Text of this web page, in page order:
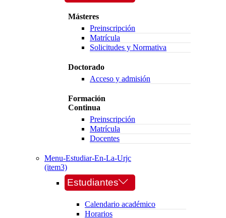
Másteres
Preinscripción
Matrícula
Solicitudes y Normativa
Doctorado
Acceso y admisión
Formación
Continua
Preinscripción
Matrícula
Docentes
Menu-Estudiar-En-La-Urjc
(item3)
Estudiantes
Calendario académico
Horarios